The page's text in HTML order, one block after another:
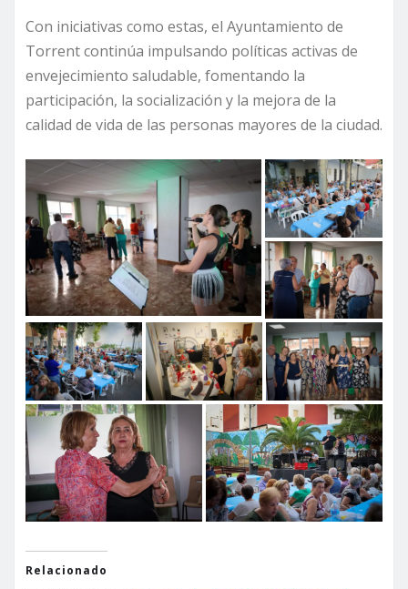
Con iniciativas como estas, el Ayuntamiento de
Torrent continúa impulsando políticas activas de
envejecimiento saludable, fomentando la
participación, la socialización y la mejora de la
calidad de vida de las personas mayores de la ciudad.
Relacionado